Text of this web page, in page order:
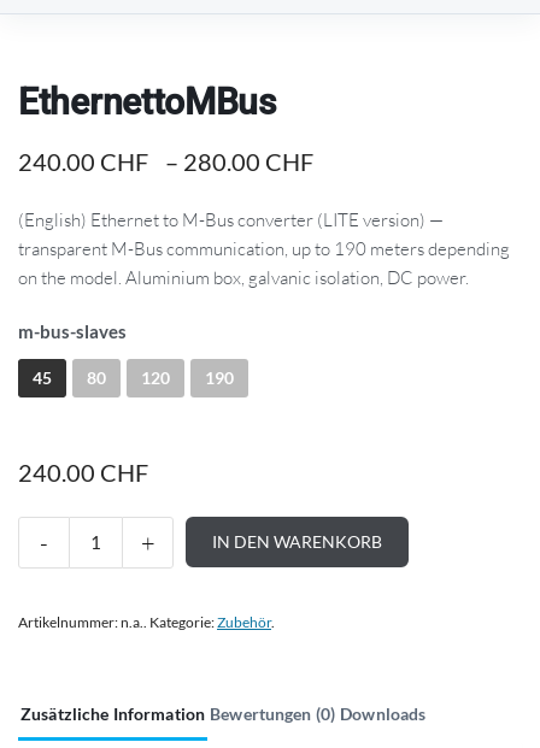
EthernettoMBus
240.00 CHF – 280.00 CHF
(English) Ethernet to M-Bus converter (LITE version) —
transparent M-Bus communication, up to 190 meters depending
on the model. Aluminium box, galvanic isolation, DC power.
m-bus-slaves
45 80 120 190
240.00 CHF
IN DEN WARENKORB
Artikelnummer:n.a. Kategorie:Zubehör.
Zusätzliche Information Bewertungen (0) Downloads